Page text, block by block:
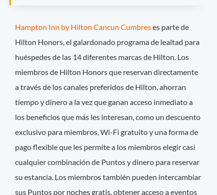
Hampton Inn by Hilton Cancun Cumbreses parte de
Hilton Honors, el galardonado programa de lealtad para
huéspedes de las 14 diferentes marcas de Hilton. Los
miembros de Hilton Honors que reservan directamente
a través de los canales preferidos de Hilton, ahorran
tiempo y dinero a la vez que ganan acceso inmediato a
los beneficios que más les interesan, como un descuento
exclusivo para miembros, Wi-Fi gratuito y una forma de
pago flexible que les permite a los miembros elegir casi
cualquier combinación de Puntos y dinero para reservar
su estancia. Los miembros también pueden intercambiar
sus Puntos por noches gratis, obtener acceso a eventos